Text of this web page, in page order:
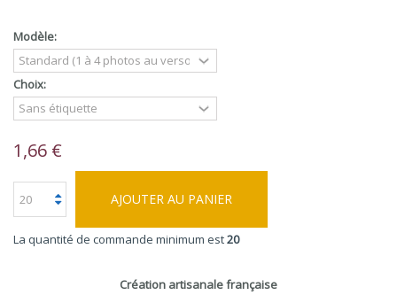
Modèle:
Choix:
1,66 €
AJOUTER AU PANIER
La quantité de commande minimum est20
Création artisanale française